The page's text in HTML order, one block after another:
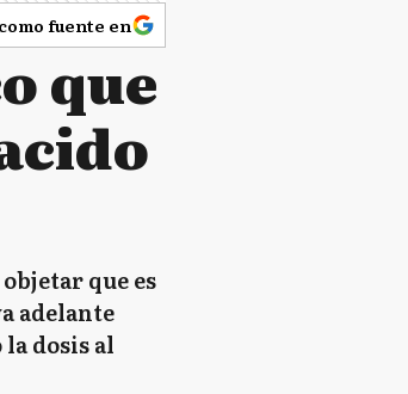
fuente en
que
que es
adelante
dosis al